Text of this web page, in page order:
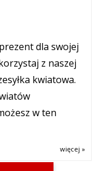
dla swojej
z naszej
kwiatowa.
w ten
więcej »